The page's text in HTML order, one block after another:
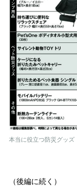
本当に役立つ防災グッズ
（後編に続く）